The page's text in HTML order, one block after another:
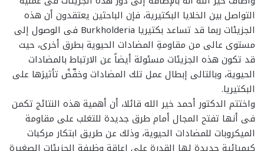
التواصل بين الخلايا البكتيرية، فإن الباحثين يعتقدون أن هذه
الجزيئات ربما قد تساعد بكتيريا Burkholderia فى الوصول إلى
مستوى عالى من مقاومةِ المضادات الحيوية بطرق أخرى، حيث
قد تكون هذه الجزيئات مسئولة أيضاً عن الارتباط بالمضادات
الحيوية، وبالتالى إبطال عمل تلك المضادات وخفّضُ تأثيرَها على
البكتيريا.
واختتم الدكتور أحمد خير الله قائلا، أن أهمية هذه النتائج تكمن
فى أنها تفتح المجال أمام طرق جديدة للتغلب على مقاومة
الميكروبات للمضادات الحيوية، وذلك عن طريق ابتكار مركبات